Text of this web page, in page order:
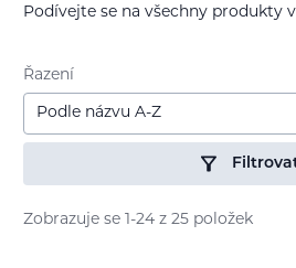
Podívejte se na všechny produkty
Řazení
Podle názvu A-Z
Zobrazuje se 1-24 z 25 položek